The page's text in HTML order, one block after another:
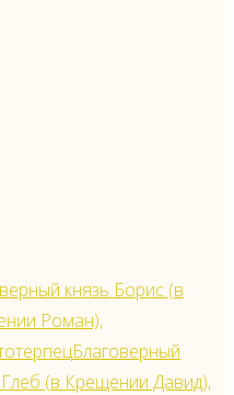
князь Борис (в
Роман),
Благоверный
Глеб (в Крещении Давид),